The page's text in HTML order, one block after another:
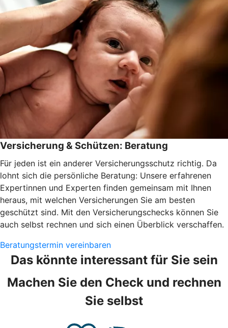
Versicherung & Schützen: Beratung
Für jeden ist ein anderer Versicherungsschutz richtig. Da
lohnt sich die persönliche Beratung: Unsere erfahrenen
Expertinnen und Experten finden gemeinsam mit Ihnen
heraus, mit welchen Versicherungen Sie am besten
geschützt sind. Mit den Versicherungschecks können Sie
auch selbst rechnen und sich einen Überblick verschaffen.
Beratungstermin vereinbaren
Das könnte interessant für Sie sein
Machen Sie den Check und rechnen
Sie selbst